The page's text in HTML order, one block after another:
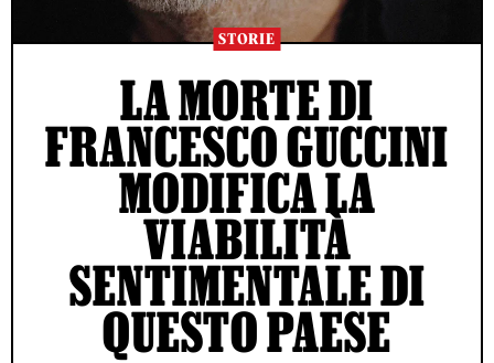
STORIE
LA MORTE DI
FRANCESCO GUCCINI
MODIFICA LA
VIABILITÀ
SENTIMENTALE DI
QUESTO PAESE